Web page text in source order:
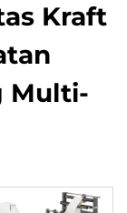
Kraft
Multi-